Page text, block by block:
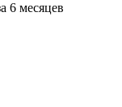
6 месяцев